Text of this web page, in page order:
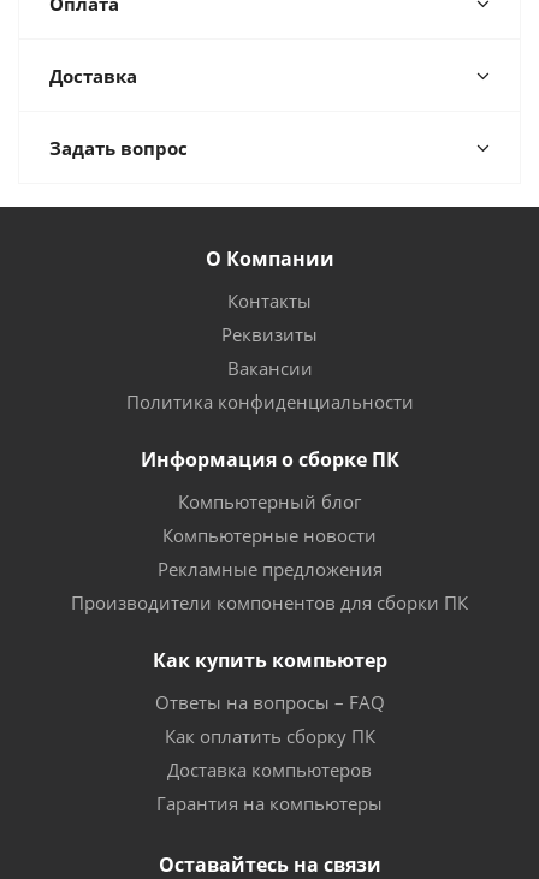
Доставка
Задать вопрос
О Компании
Контакты
Реквизиты
Вакансии
Политика конфиденциальности
Информация о сборке ПК
Компьютерный блог
Компьютерные новости
Рекламные предложения
Производители компонентов для сборки ПК
Как купить компьютер
Ответы на вопросы – FAQ
Как оплатить сборку ПК
Доставка компьютеров
Гарантия на компьютеры
Оставайтесь на связи